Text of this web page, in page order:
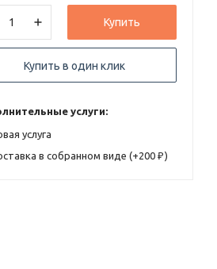
Купить
Купить в один клик
услуги:
услуга
в собранном виде (+200 ₽ )